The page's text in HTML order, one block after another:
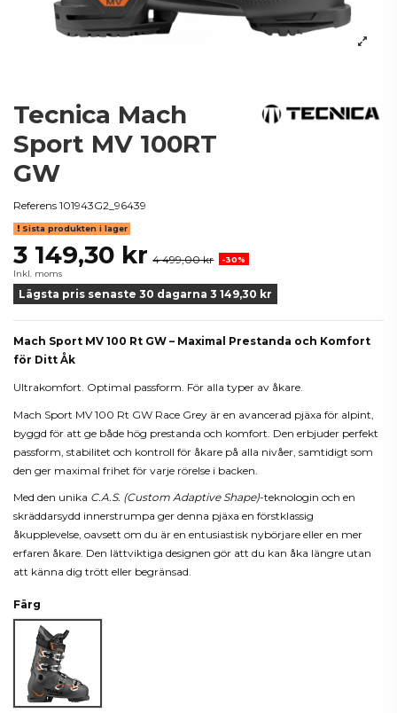
Tecnica Mach
Sport MV 100RT
GW
Referens 101943G2_96439
Sista produkten i lager
3 149,30 kr 4 499,00 kr
-30%
Inkl. moms
Lägsta pris senaste 30 dagarna 3 149,30 kr
Mach Sport MV 100 Rt GW – Maximal Prestanda och Komfort
för Ditt Åk
Ultrakomfort. Optimal passform. För alla typer av åkare.
Mach Sport MV 100 Rt GW Race Grey är en avancerad pjäxa för alpint,
byggd för att ge både hög prestanda och komfort. Den erbjuder perfekt
passform, stabilitet och kontroll för åkare på alla nivåer, samtidigt som
den ger maximal frihet för varje rörelse i backen.
Med den unika C.A.S. (Custom Adaptive Shape)-teknologin och en
skräddarsydd innerstrumpa ger denna pjäxa en förstklassig
åkupplevelse, oavsett om du är en entusiastisk nybörjare eller en mer
erfaren åkare. Den lättviktiga designen gör att du kan åka längre utan
att känna dig trött eller begränsad.
Färg
Race Grey